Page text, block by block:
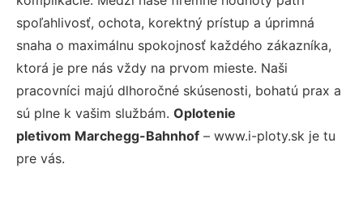
spoľahlivosť, ochota, korektný prístup a úprimná
snaha o maximálnu spokojnosť každého zákazníka,
ktorá je pre nás vždy na prvom mieste. Naši
pracovníci majú dlhoročné skúsenosti, bohatú prax a
sú plne k vašim službám. Oplotenie
pletivom Marchegg-Bahnhof – www.i-ploty.sk je tu
pre vás.